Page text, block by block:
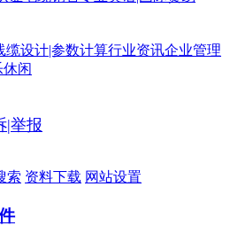
缆设计|参数计算行业资讯企业管理
闲
|举报
索 资料下载 网站设置